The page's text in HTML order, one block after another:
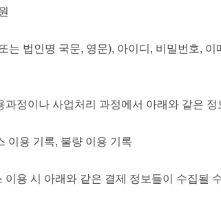
는 법인명 국문, 영문), 아이디, 비밀번호,
과정이나 사업처리 과정에서 아래와 같은
이용 기록, 불량 이용 기록
이용 시 아래와 같은 결제 정보들이 수집될